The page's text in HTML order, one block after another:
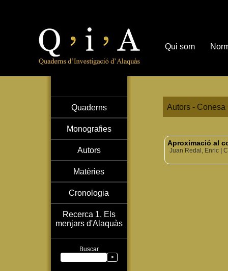
Quaderns
Monografies
Autors
Matèries
Cronologia
Recerca 1. Els
menjars d'Alaquàs
Buscar
Autors - Conesa
Aproximació al
Juan Redal, Enric|
Qui som